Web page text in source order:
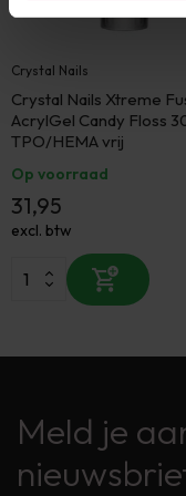
Crystal Nails
Crystal Nails Xtreme
AcrylGel Candy Floss
TPO/HEMA vrij
Op voorraad
31,95
excl. btw
Meld je